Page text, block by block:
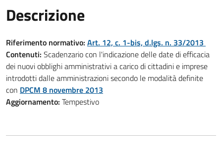
Descrizione
Riferimento normativo: Art. 12, c. 1-bis, d.lgs. n. 33/2013
Contenuti: Scadenzario con l'indicazione delle date di efficacia
dei nuovi obblighi amministrativi a carico di cittadini e imprese
introdotti dalle amministrazioni secondo le modalità definite
con DPCM 8 novembre 2013
Aggiornamento: Tempestivo